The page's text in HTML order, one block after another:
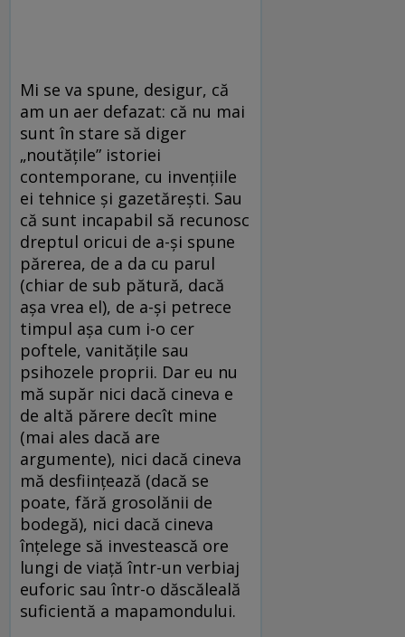
Mi se va spune, desigur, că
am un aer defazat: că nu mai
sunt în stare să diger
„noutăţile” istoriei
contemporane, cu invenţiile
ei tehnice şi gazetăreşti. Sau
că sunt incapabil să recunosc
dreptul oricui de a-şi spune
părerea, de a da cu parul
(chiar de sub pătură, dacă
aşa vrea el), de a-şi petrece
timpul aşa cum i-o cer
poftele, vanităţile sau
psihozele proprii. Dar eu nu
mă supăr nici dacă cineva e
de altă părere decît mine
(mai ales dacă are
argumente), nici dacă cineva
mă desfiinţează (dacă se
poate, fără grosolănii de
bodegă), nici dacă cineva
înţelege să investească ore
lungi de viaţă într-un verbiaj
euforic sau într-o dăscăleală
suficientă a mapamondului.